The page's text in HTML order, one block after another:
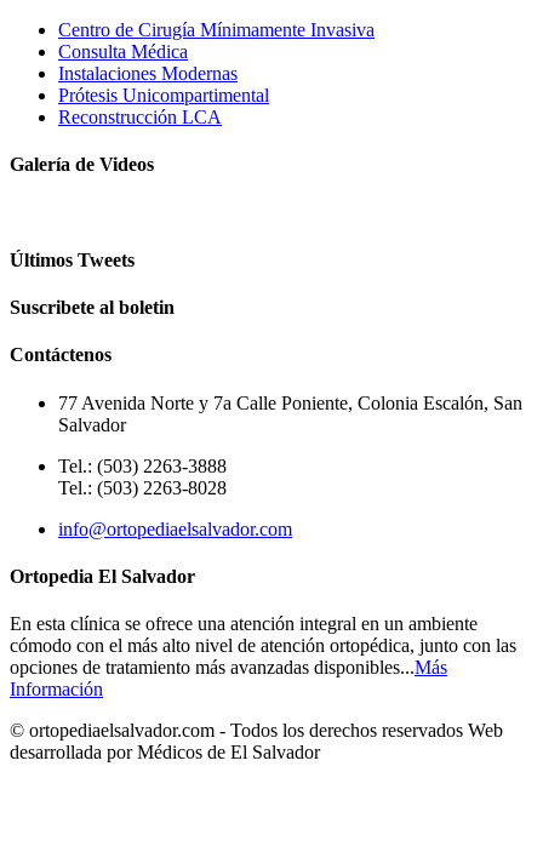
Centro de Cirugía Mínimamente Invasiva
Consulta Médica
Instalaciones Modernas
Prótesis Unicompartimental
Reconstrucción LCA
Galería de Videos
Últimos Tweets
Suscribete al boletin
Contáctenos
77 Avenida Norte y 7a Calle Poniente, Colonia Escalón, San
Salvador
Tel.: (503) 2263-3888
Tel.: (503) 2263-8028
info@ortopediaelsalvador.com
Ortopedia El Salvador
En esta clínica se ofrece una atención integral en un ambiente
cómodo con el más alto nivel de atención ortopédica, junto con las
opciones de tratamiento más avanzadas disponibles...Más
Información
© ortopediaelsalvador.com - Todos los derechos reservados Web
desarrollada por Médicos de El Salvador